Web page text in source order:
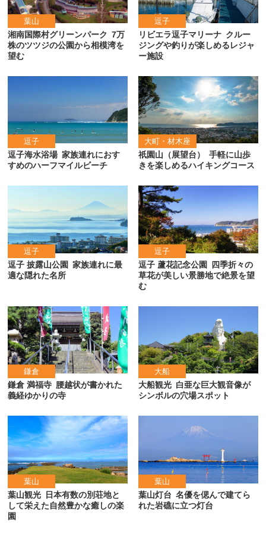
葉山
湘南国際村グリーンパーク 7万
株のツツジの公園から相模湾を
望む
逗子
リビエラ逗子マリーナ クルー
ジングや釣りが楽しめるレジャ
ー施設
逗子
逗子海水浴場 家族連れにおす
すめのハーフマイルビーチ
大町・材木座
祇園山（展望台）
手軽に山歩
きを楽しめるハイキングコース
逗子
逗子 披露山公園 家族連れに最
適な隠れた名所
逗子
逗子 蘆花記念公園
四季折々の
草花が美しい景勝地で絶景を望
む
鎌倉
鎌倉 満福寺 腰越状が書かれた
義経ゆかりの寺
大船
大船観光 白亜な巨大観音像が
シンボルの穴場スポット
葉山
葉山観光 日本有数の別荘地と
して栄えた自然豊かな癒しの楽
園
葉山
葉山灯台 名優を偲んで建てら
れた岩礁に立つ灯台